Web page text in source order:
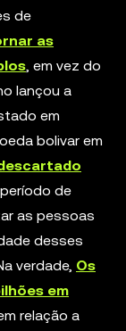
de
as
, em vez do
lançou a
em
bolivar em
de
as pessoas
desses
verdade, Os
em
relação a